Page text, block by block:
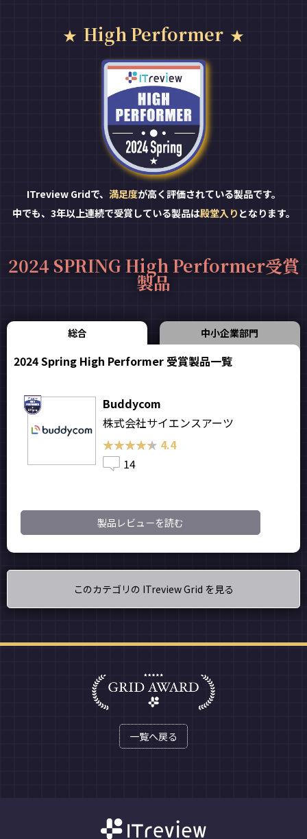
High Performer
ITreview Gridで、 満足度が高く評価されている製品です。
中でも、3年以上連続で受賞している製品は殿堂入り となります。
2024 SPRING High Performer受賞
製品
総合 中小企業部門
2024 Spring High Performer 受賞製品一覧
Buddycom
株式会社サイエンスアーツ
★★★★★
★★★★★ 4.4
14
製品レビューを読む
このカテゴリの ITreview Grid を見る
一覧へ戻る